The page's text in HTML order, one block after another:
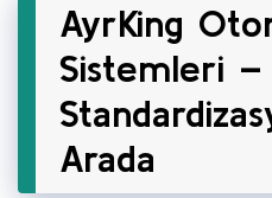
AyrKing
Sistemleri –
Arada